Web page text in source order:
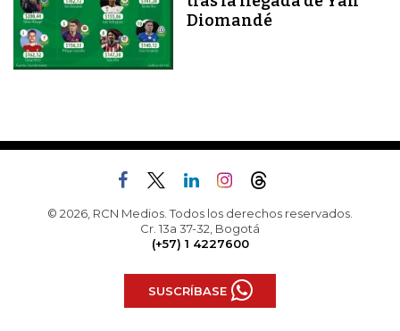
Diomandé
© 2026, RCN Medios. Todos los derechos reservados.
Cr. 13a 37-32, Bogotá
(+57) 1 4227600
SUSCRÍBASE